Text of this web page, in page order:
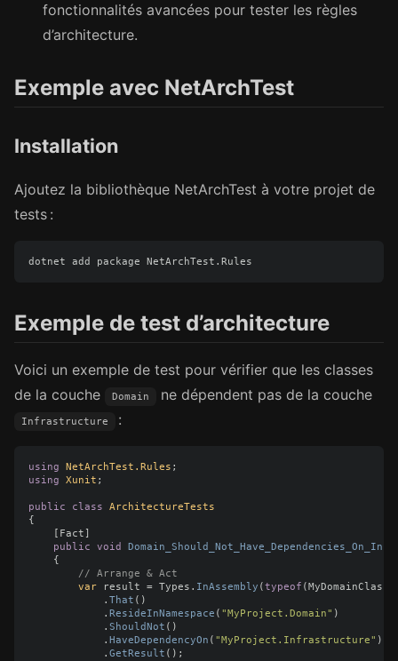
fonctionnalités avancées pour tester les règles
d’architecture.
Exemple avec NetArchTest
Installation
Ajoutez la bibliothèque NetArchTest à votre projet de
tests :
Exemple de test d’architecture
Voici un exemple de test pour vérifier que les classes
de la couche
Domain ne dépendent pas de la couche
Infrastructure :
using NetArchTest.Rules ;
using
Xunit ;
public class
ArchitectureTests
{
Fact
public
void
{
// Arrange & Act
var
result = Types . InAssembly ( typeof ( MyDomainClass
. That ()
. ResideInNamespace ( "MyProject.Domain" )
. ShouldNot ()
. HaveDependencyOn ( "MyProject.Infrastructure" )
. GetResult ();